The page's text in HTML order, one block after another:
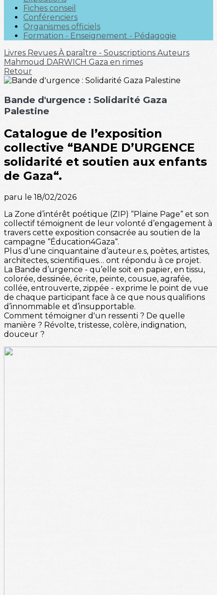
Fiches conseil
Conférenciers
Organismes officiels
Formation - Enseignement - Pédagogie
Livres Revues À paraître - Souscriptions Auteurs
Mahmoud DARWICH Gaza en rimes
Retour
Bande d'urgence : Solidarité Gaza
Palestine
Catalogue de l’exposition
collective “BANDE D’URGENCE
solidarité et soutien aux enfants
de Gaza“.
paru le 18/02/2026
La Zone d’intérêt poétique (ZIP) “Plaine Page“ et son
collectif témoignent de leur volonté d’engagement à
travers cette exposition consacrée au soutien de la
campagne “Éducation4Gaza“.
Plus d’une cinquantaine d’auteur.e.s, poètes, artistes,
architectes, scientifiques… ont répondu à ce projet.
La Bande d’urgence - qu’elle soit en papier, en tissu,
colorée, dessinée, écrite, peinte, cousue, agrafée,
collée, entrouverte, zippée - exprime le point de vue
de chaque participant face à ce que nous qualifions
d’innommable et d’insupportable.
Comment témoigner d'un ressenti ? De quelle
manière ? Révolte, tristesse, colère, indignation,
douceur ?